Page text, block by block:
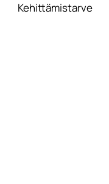
Kehittämistarve